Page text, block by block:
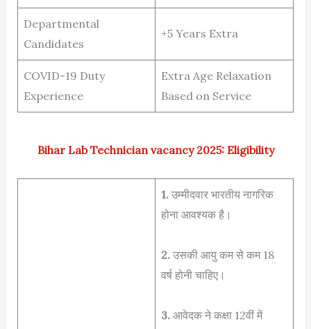
Departmental
Candidates
+5 Years Extra
COVID-19 Duty
Experience
Extra Age Relaxation
Based on Service
Bihar Lab Technician vacancy 2025: Eligibility
1.उम्मीदवार भारतीय नागरिक
होना आवश्यक है।
2. उसकी आयु कम से कम 18
वर्ष होनी चाहिए।
3. आवेदक ने कक्षा 12वीं में